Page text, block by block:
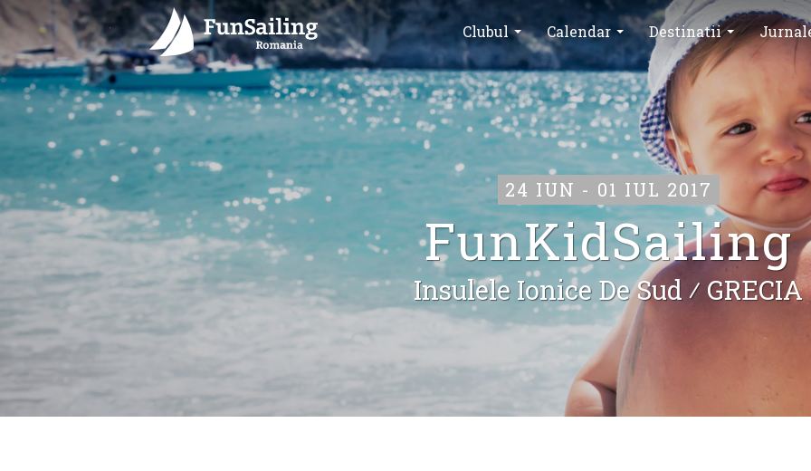
Clubul Calendar Destinatii
24 IUN - 01 IUL 2017
FunKidSailing
Insulele Ionice De Sud ⁄ GRECIA